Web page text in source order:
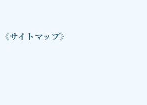
《サイトマップ》